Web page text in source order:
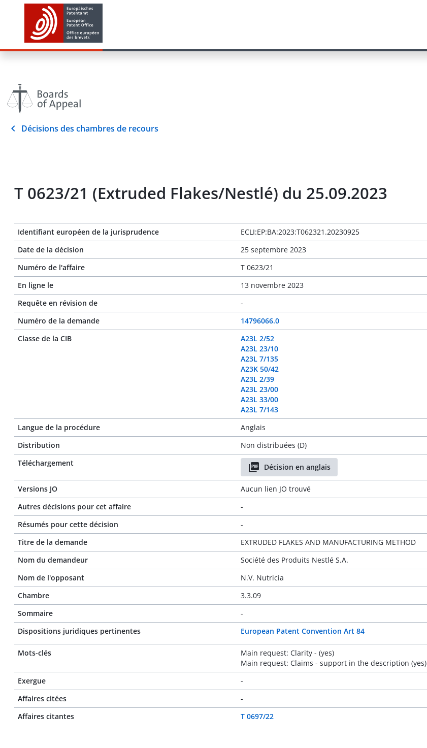
Décisions des chambres de recours
T 0623/21 (Extruded Flakes/Nestlé) du 25.09.2023
Identifiant européen de la jurisprudence
ECLI:EP:BA:2023:T062321.20230925
Date de la décision
25 septembre 2023
Numéro de l'affaire
T 0623/21
En ligne le
13 novembre 2023
Requête en révision de
-
Numéro de la demande
14796066.0
Classe de la CIB
A23L 2/52
A23L 23/10
A23L 7/135
A23K 50/42
A23L 2/39
A23L 23/00
A23L 33/00
A23L 7/143
Langue de la procédure
Anglais
Distribution
Non distribuées (D)
Téléchargement
Décision en anglais
Versions JO
Aucun lien JO trouvé
Autres décisions pour cet affaire
-
Résumés pour cette décision
-
Titre de la demande
EXTRUDED FLAKES AND MANUFACTURING METHOD
Nom du demandeur
Société des Produits Nestlé S.A.
Nom de l'opposant
N.V. Nutricia
Chambre
3.3.09
Sommaire
-
Dispositions juridiques pertinentes
European Patent Convention Art 84
Mots-clés
Main request: Clarity - (yes)
Main request: Claims - support in the description (yes)
Exergue
-
Affaires citées
-
Affaires citantes
T 0697/22